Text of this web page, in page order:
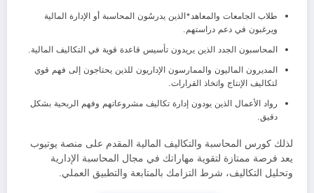
طلاب الجامعات والمعاهد*الذين يدرسُون المحاسبة أو الإدارة المالية
ويرغبون في دعم دراستهم.
المحاسبون الجدد الذين يريدون تأسيس قاعدة قوية في التكاليف المالية.
المديرون الماليون والممارسون الإداريون للذين يحتاجون إلى فهم قوي
لتكاليف الإنتاج واتخاذ القرارات.
رواد الأعمال الذين يودون إدارة تكاليف مشروعاتهم وفهم الربحية بشكل
دقيق.
لذلك كورس المحاسبة والتكاليف المالية المقدم على منصة يوتيوب
يعد فرصة ممتازة لتقوية مهاراتك في مجال المحاسبة الإدارية
وتحليل التكاليف، شرط التزامك بالمتابعة والتطبيق العملي.